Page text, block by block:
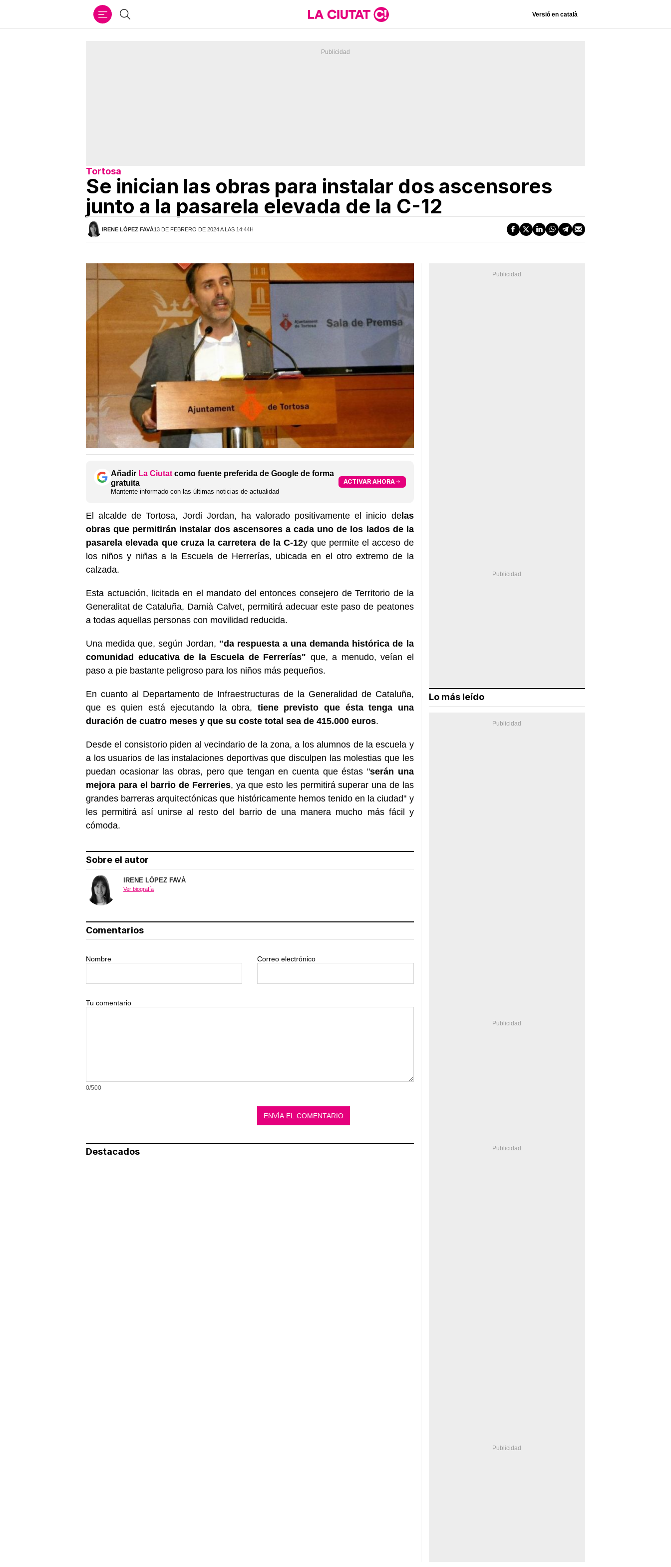
Buscar Versió en català
Tortosa
Se inician las obras para instalar dos ascensores
junto a la pasarela elevada de la C-12
IRENE LÓPEZ FAVÀ13 DE FEBRERO DE 2024 A LAS 14:44H
Añadir La Ciutat como fuente preferida de Google de forma
gratuita
Mantente informado con las últimas noticias de actualidad
ACTIVAR AHORA
El alcalde de Tortosa, Jordi Jordan, ha valorado positivamente el inicio delas
obras que permitirán instalar dos ascensores a cada uno de los lados de la
pasarela elevada que cruza la carretera de la C-12y que permite el acceso de
los niños y niñas a la Escuela de Herrerías, ubicada en el otro extremo de la
calzada.
Esta actuación, licitada en el mandato del entonces consejero de Territorio de la
Generalitat de Cataluña, Damià Calvet, permitirá adecuar este paso de peatones
a todas aquellas personas con movilidad reducida.
Una medida que, según Jordan, "da respuesta a una demanda histórica de la
comunidad educativa de la Escuela de Ferrerías" que, a menudo, veían el
paso a pie bastante peligroso para los niños más pequeños.
En cuanto al Departamento de Infraestructuras de la Generalidad de Cataluña,
que es quien está ejecutando la obra, tiene previsto que ésta tenga una
duración de cuatro meses y que su coste total sea de 415.000 euros.
Desde el consistorio piden al vecindario de la zona, a los alumnos de la escuela y
a los usuarios de las instalaciones deportivas que disculpen las molestias que les
puedan ocasionar las obras, pero que tengan en cuenta que éstas "serán una
mejora para el barrio de Ferreries, ya que esto les permitirá superar una de las
grandes barreras arquitectónicas que históricamente hemos tenido en la ciudad" y
les permitirá así unirse al resto del barrio de una manera mucho más fácil y
cómoda.
Sobre el autor
IRENE LÓPEZ FAVÀ
Ver biografía
Comentarios
Nombre Correo electrónico
Tu comentario
0/500
Destacados
Lo más leído